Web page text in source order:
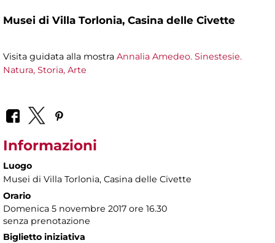
Musei di Villa Torlonia, Casina delle Civette
Visita guidata alla mostra Annalia Amedeo. Sinestesie.
Natura, Storia, Arte
Informazioni
Luogo
Musei di Villa Torlonia, Casina delle Civette
Orario
Domenica 5 novembre 2017 ore 16.30
senza prenotazione
Biglietto iniziativa